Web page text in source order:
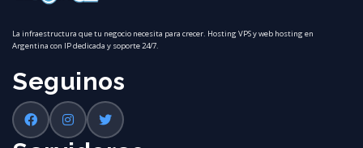
La infraestructura que tu negocio necesita para crecer. Hosting VPS y web hosting en
Argentina con IP dedicada y soporte 24/7.
Seguinos